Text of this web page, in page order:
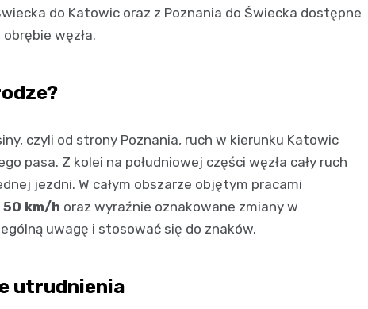
do Katowic oraz z Poznania do Świecka dostępne
węzła.
czyli od strony Poznania, ruch w kierunku Katowic
pasa. Z kolei na południowej części węzła cały ruch
jezdni. W całym obszarze objętym pracami
50 km/h oraz wyraźnie oznakowane zmiany w
uwagę i stosować się do znaków.
utrudnienia